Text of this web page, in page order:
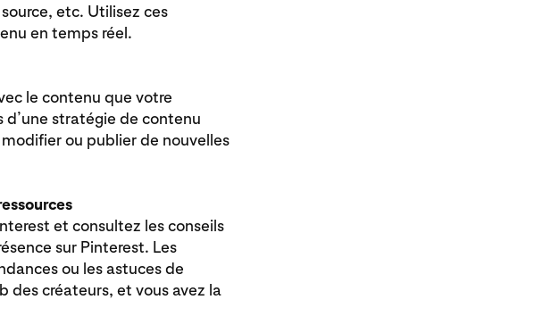
etc. Utilisez ces
en temps réel.
le contenu que votre
d’une stratégie de contenu
ou publier de nouvelles
et consultez les conseils
sur Pinterest. Les
ou les astuces de
des créateurs, et vous avez la